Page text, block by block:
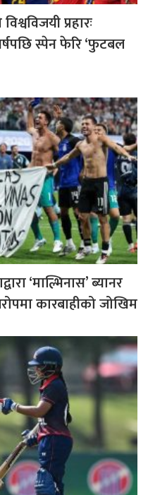
प्रहारः
स्पेन फेरि ‘फुटबल
‘माल्भिनास’ ब्यानर
कारबाहीको जोखिम